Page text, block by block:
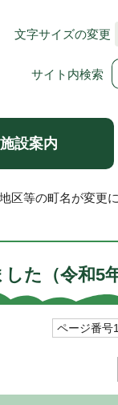
文字サイズの変更
サイト内検索
施設案内
区等の町名が変更
た（令和5
ページ番号